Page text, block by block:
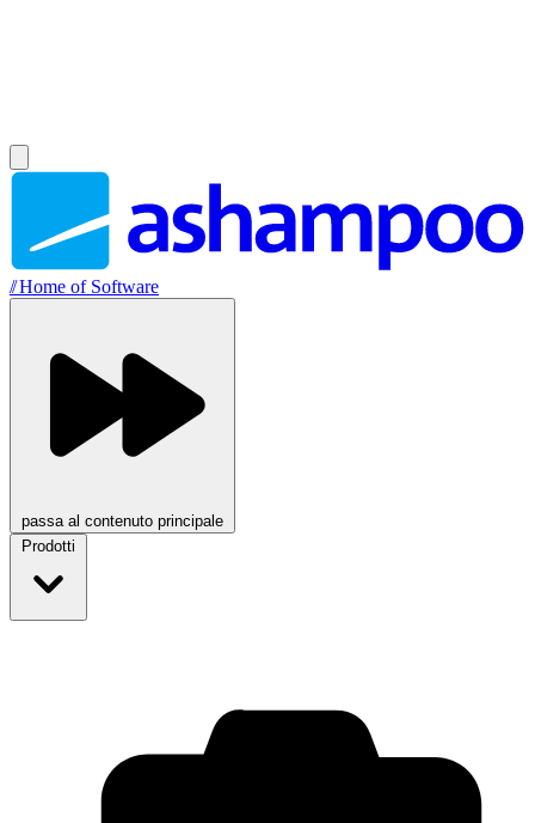
//Home of Software
passa al contenuto principale
Prodotti